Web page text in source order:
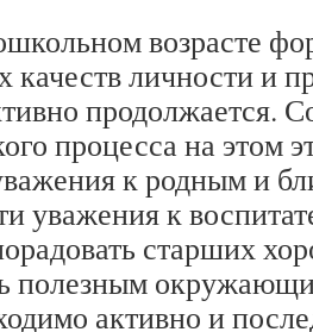
возрасте
качеств личности и
продолжается.
процесса на этом
к родным и
уважения к
старших
полезным
активно и